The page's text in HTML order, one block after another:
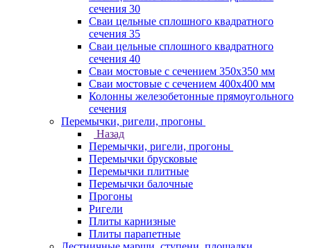
сечения 30
Сваи цельные сплошного квадратного
сечения 35
Сваи цельные сплошного квадратного
сечения 40
Сваи мостовые с сечением 350х350 мм
Сваи мостовые с сечением 400х400 мм
Колонны железобетонные прямоугольного
сечения
Перемычки, ригели, прогоны
Назад
Перемычки, ригели, прогоны
Перемычки брусковые
Перемычки плитные
Перемычки балочные
Прогоны
Ригели
Плиты карнизные
Плиты парапетные